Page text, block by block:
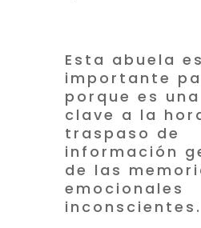
Esta abuela
importante
porque es
clave a la
traspaso de
información
de las
emocionales
inconscientes.